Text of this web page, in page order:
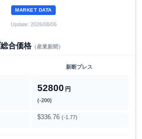
MARKET DATA
Update: 2026/08/06
合価格（産業新聞）
新断プレス
52800 円
(-200)
$336.76 (-1.77)